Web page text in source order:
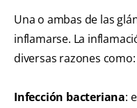
Una o ambas de las
inflamarse. La
diversas razones como:
Infección bacteriana: